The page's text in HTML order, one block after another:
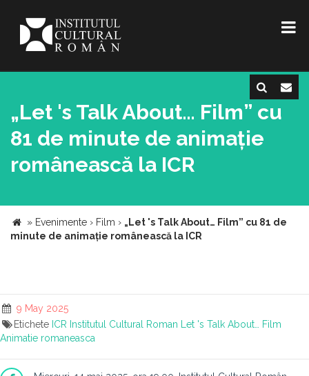
„Let 's Talk About… Film” cu
81 de minute de animație
românească la ICR
» Evenimente › Film › „Let 's Talk About… Film” cu 81 de
minute de animație românească la ICR
9 May 2025
Etichete ICR Institutul Cultural Roman
Let 's Talk About… Film
Animatie romaneasca